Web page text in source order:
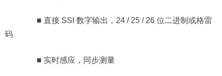
■ 直接 SSI 数字输出，24 / 25 / 26 位二进制或格雷
码
■ 实时感应，同步测量